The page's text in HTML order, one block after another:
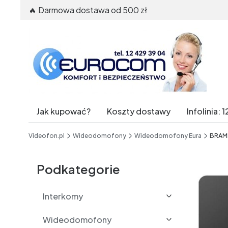
🔥 Darmowa dostawa od 500 zł
Jak kupować? Koszty dostawy
Infolinia:
Videofon.pl Wideodomofony Wideodomofony Eura
Podkategorie
Interkomy
Wideodomofony